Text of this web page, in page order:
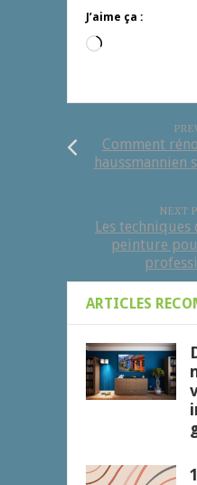
J’aime ça :
Chargement…
Comment
haussmannien
NEXT
Les
peinture
ARTICLES